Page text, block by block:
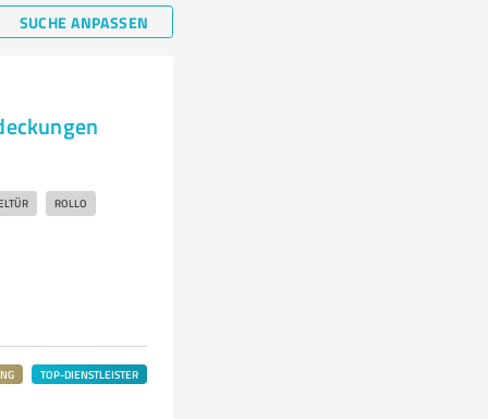
SUCHE ANPASSEN
ROLLO
TOP-DIENSTLEISTER